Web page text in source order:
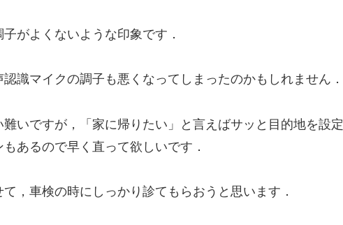
がよくないような印象です．
識マイクの調子も悪くなってしまったのかもしれません．
いですが，「家に帰りたい」と言えばサッと目的地を設定
あるので早く直って欲しいです．
，車検の時にしっかり診てもらおうと思います．